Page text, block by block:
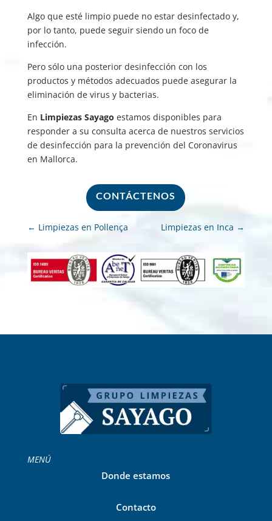
Algo que esté limpio puede no estar desinfectado y,
por lo tanto, puede seguir siendo un foco de
infección.
Pero sólo una posterior desinfección con los
productos y métodos adecuados puede asegurar la
eliminación de virus y bacterias.
En Limpiezas Sayago estamos disponibles para
responder a su consulta acerca de nuestros servicios
de desinfección para la prevención del Coronavirus
en Mallorca.
CONTÁCTENOS
← Limpiezas en Pollença Limpiezas en Inca →
MENÚ
Donde estamos
Contacto